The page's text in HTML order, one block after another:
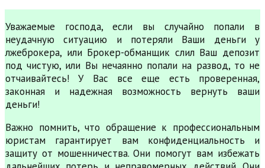
Уважаемые господа, если вы случайно попали в
неудачную ситуацию и потеряли Ваши деньги у
лжеброкера, или Брокер-обманщик слил Ваш депозит
под чистую, или Вы нечаянно попали на развод, то не
отчаивайтесь! У Вас все еще есть проверенная,
законная и надежная возможность вернуть ваши
деньги!
Важно помнить, что обращение к профессиональным
юристам гарантирует вам конфиденциальность и
защиту от мошенничества. Они помогут вам избежать